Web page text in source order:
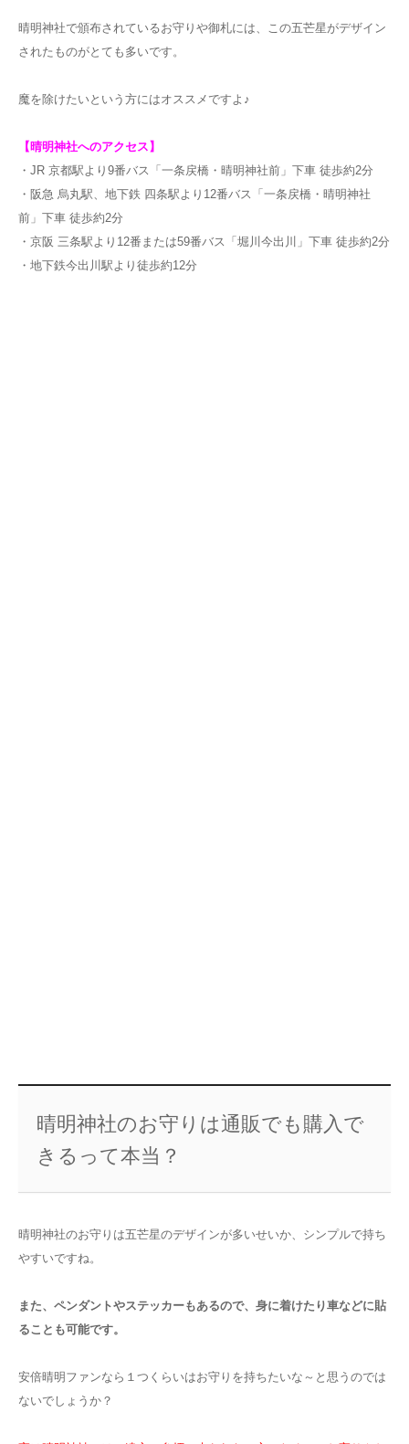
晴明神社で頒布されているお守りや御札には、この五芒星がデザイン
されたものがとても多いです。
魔を除けたいという方にはオススメですよ♪
【晴明神社へのアクセス】
・JR 京都駅より9番バス「一条戻橋・晴明神社前」下車 徒歩約2分
・阪急 烏丸駅、地下鉄 四条駅より12番バス「一条戻橋・晴明神社
前」下車 徒歩約2分
・京阪 三条駅より12番または59番バス「堀川今出川」下車 徒歩約2分
・地下鉄今出川駅より徒歩約12分
晴明神社のお守りは通販でも購入で
きるって本当？
晴明神社のお守りは五芒星のデザインが多いせいか、シンプルで持ち
やすいですね。
また、ペンダントやステッカーもあるので、身に着けたり車などに貼
ることも可能です。
安倍晴明ファンなら１つくらいはお守りを持ちたいな～と思うのでは
ないでしょうか？